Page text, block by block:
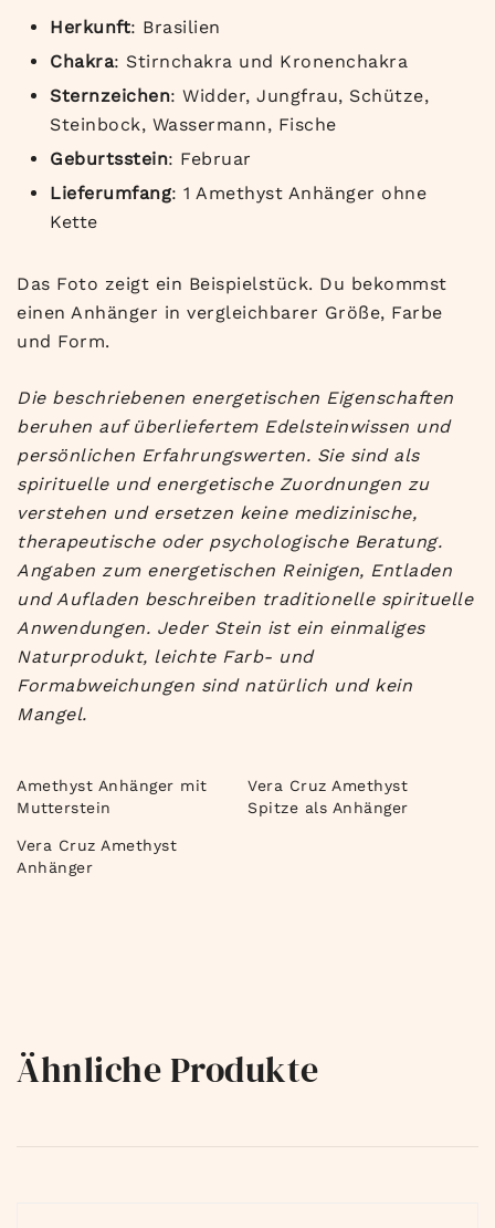
Herkunft: Brasilien
Chakra: Stirnchakra und Kronenchakra
Sternzeichen: Widder, Jungfrau, Schütze,
Steinbock, Wassermann, Fische
Geburtsstein: Februar
Lieferumfang: 1 Amethyst Anhänger ohne
Kette
Das Foto zeigt ein Beispielstück. Du bekommst
einen Anhänger in vergleichbarer Größe, Farbe
und Form.
Die beschriebenen energetischen Eigenschaften
beruhen auf überliefertem Edelsteinwissen und
persönlichen Erfahrungswerten. Sie sind als
spirituelle und energetische Zuordnungen zu
verstehen und ersetzen keine medizinische,
therapeutische oder psychologische Beratung.
Angaben zum energetischen Reinigen, Entladen
und Aufladen beschreiben traditionelle spirituelle
Anwendungen. Jeder Stein ist ein einmaliges
Naturprodukt, leichte Farb- und
Formabweichungen sind natürlich und kein
Mangel.
Amethyst Anhänger mit
Mutterstein
Vera Cruz Amethyst
Spitze als Anhänger
Vera Cruz Amethyst
Anhänger
Ähnliche Produkte